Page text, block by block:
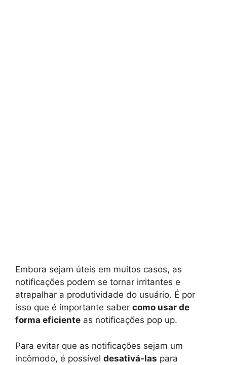
Embora sejam úteis em muitos casos, as
notificações podem se tornar irritantes e
atrapalhar a produtividade do usuário. É por
isso que é importante saber como usar de
forma eficiente as notificações pop up.
Para evitar que as notificações sejam um
incômodo, é possível desativá-las para